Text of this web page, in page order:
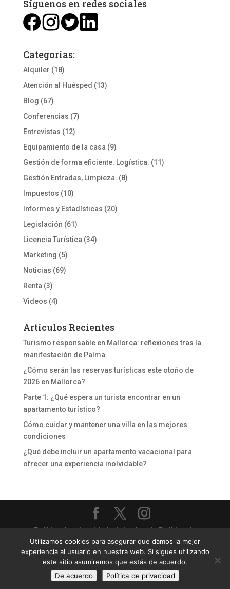
Síguenos en redes sociales
Categorías:
Alquiler (18)
Atención al Huésped (13)
Blog (67)
Conferencias (7)
Entrevistas (12)
Equipamiento de la casa (9)
Gestión de forma eficiente. Logística. (11)
Gestión Entradas, Limpieza. (8)
Impuestos (10)
Informes y Estadísticas (20)
Legislación (61)
Licencia Turística (34)
Marketing (5)
Noticias (69)
Renta (3)
Videos (4)
Artículos Recientes
Turismo responsable en Mallorca: reflexiones tras la
manifestación de Palma
¿Cómo serán las reservas turísticas este otoño de
2026 en Mallorca?
Parte 1: ¿Qué espera un turista encontrar en un
apartamento turístico?
Cómo cuidar y mantener una villa en las mejores
condiciones
¿Qué debe incluir un apartamento vacacional para
ofrecer una experiencia inolvidable?
Política de privacidad Aviso legal
Política de
cookies
Priority Villas & Apartments - Gestión completa de
villas y apartamentos turísticos
Sitio web diseñado por 24pm.es
Utilizamos cookies para asegurar que damos la mejor
experiencia al usuario en nuestra web. Si sigues utilizando
este sitio asumiremos que estás de acuerdo.
De acuerdo
Política de privacidad